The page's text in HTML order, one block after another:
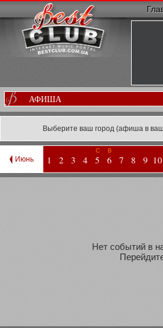
АФИША
Выберите ваш город (афиша в
Июнь 1 2 3 4
С
5
В
6 7 8 9 10
Нет событий в